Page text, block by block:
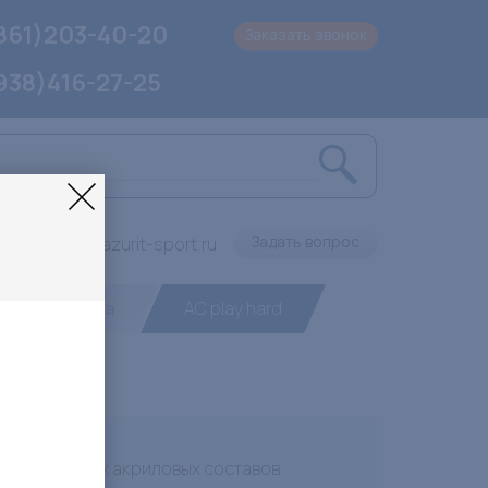
Заказать звонок
info@lazurit-sport.ru
акриловых составов.